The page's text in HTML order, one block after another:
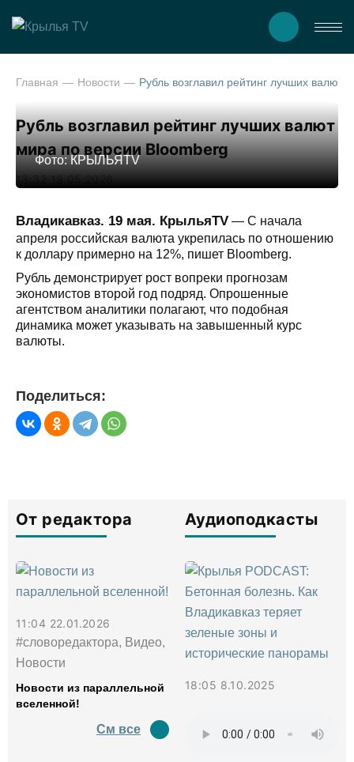
Главная Новости
Рубль возглавил рейтинг лучших валют
мира по версии Bloomberg
13:32 19.05.2026
Фото: КРЫЛЬЯTV
Владикавказ. 19 мая. КрыльяTV — С начала
апреля российская валюта укрепилась по отношению
к доллару примерно на 12%, пишет Bloomberg.
Рубль демонстрирует рост вопреки прогнозам
экономистов второй год подряд. Опрошенные
агентством аналитики полагают, что подобная
динамика может указывать на завышенный курс
валюты.
Поделиться:
От редактора
11:04 22.01.2026
#словоредактора, Видео,
Новости
Новости из параллельной
вселенной!
См все
Аудиоподкасты
18:05 8.10.2025